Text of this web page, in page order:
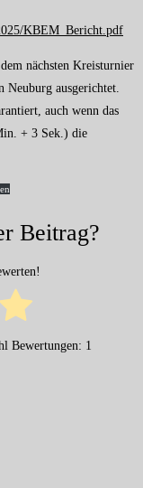
KBEM_Bericht.pdf
nächsten Kreisturnier
ausgerichtet.
auch wenn das
+ 3 Sek.) die
Beitrag?
Bewertungen: 1